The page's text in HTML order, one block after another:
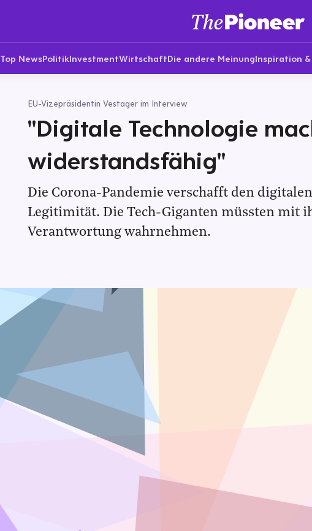
Top NewsPolitikInvestmentWirtschaftDie andere MeinungInspiration
EU-Vizepräsidentin Vestager im Interview
"Digitale Technologie
widerstandsfähig"
Die Corona-Pandemie verschafft den
Legitimität. Die Tech-Giganten müssten mit
Verantwortung wahrnehmen.